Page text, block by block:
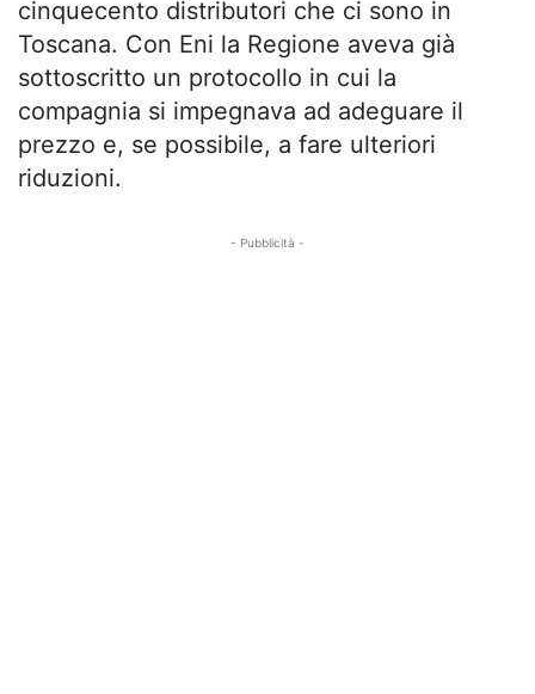
cinquecento distributori che ci sono in
Toscana. Con Eni la Regione aveva già
sottoscritto un protocollo in cui la
compagnia si impegnava ad adeguare il
prezzo e, se possibile, a fare ulteriori
riduzioni.
- Pubblicità -